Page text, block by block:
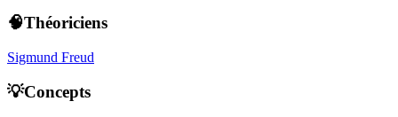
🧠Théoriciens
Sigmund Freud
💡Concepts